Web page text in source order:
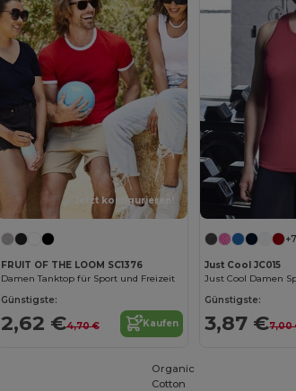
Jetzt konfigurieren!
FRUIT OF THE LOOM SC1376
Damen Tanktop für Sport und Freizeit
Günstigste:
2,62 €4,70 € Kaufen
+7
Just Cool JC015
Günstigste:
3,87 €7,00
Organic
Cotton